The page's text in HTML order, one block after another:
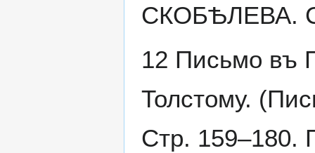
СКОБѢЛЕВА.
12 Письмо въ
Толстому.
Стр. 159–180.